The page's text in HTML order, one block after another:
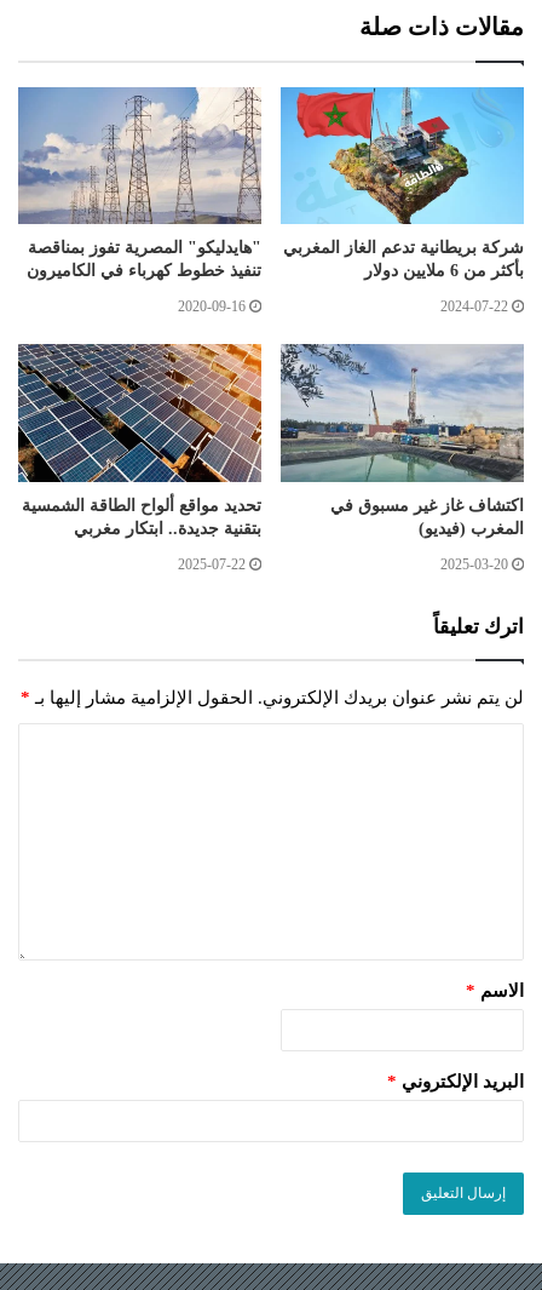
مقالات ذات صلة
شركة بريطانية تدعم الغاز المغربي
بأكثر من 6 ملايين دولار
2024-07-22
"هايدليكو" المصرية تفوز بمناقصة
تنفيذ خطوط كهرباء في الكاميرون
2020-09-16
اكتشاف غاز غير مسبوق في
المغرب (فيديو)
2025-03-20
تحديد مواقع ألواح الطاقة الشمسية
بتقنية جديدة.. ابتكار مغربي
2025-07-22
اترك تعليقاً
لن يتم نشر عنوان بريدك الإلكتروني. الحقول الإلزامية مشار إليها بـ *
الاسم *
البريد الإلكتروني *